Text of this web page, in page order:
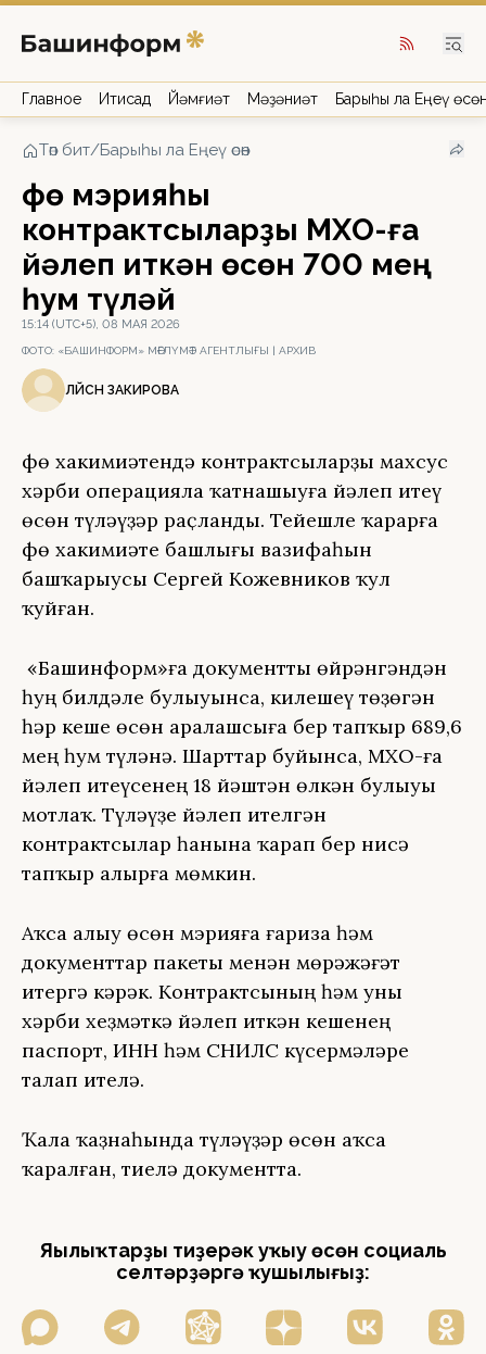
Главное Иҡтисад Йәмғиәт Мәҙәниәт Барыһы ла Еңеү
Төп бит/Барыһы ла Еңеү өсөн
Өфө мэрияһы
контрактсыларҙы МХО-ға
йәлеп иткән өсөн 700 мең
һум түләй
15:14 (UTC+5), 08 МАЯ 2026
ФОТО: «БАШИНФОРМ» МӘҒЛҮМӘТ АГЕНТЛЫҒЫ | АРХИВ
ЛӘЙСӘН ЗАКИРОВА
Өфө хакимиәтендә контрактсыларҙы махсус
хәрби операцияла ҡатнашыуға йәлеп итеү
өсөн түләүҙәр раҫланды. Тейешле ҡарарға
Өфө хакимиәте башлығы вазифаһын
башҡарыусы Сергей Кожевников ҡул
ҡуйған.
«Башинформ»ға документты өйрәнгәндән
һуң билдәле булыуынса, килешеү төҙөгән
һәр кеше өсөн аралашсыға бер тапҡыр 689,6
мең һум түләнә. Шарттар буйынса, МХО-ға
йәлеп итеүсенең 18 йәштән өлкән булыуы
мотлаҡ. Түләүҙе йәлеп ителгән
контрактсылар һанына ҡарап бер нисә
тапҡыр алырға мөмкин.
Аҡса алыу өсөн мэрияға ғариза һәм
документтар пакеты менән мөрәжәғәт
итергә кәрәк. Контрактсының һәм уны
хәрби хеҙмәткә йәлеп иткән кешенең
паспорт, ИНН һәм СНИЛС күсермәләре
талап ителә.
Ҡала ҡаҙнаһында түләүҙәр өсөн аҡса
ҡаралған, тиелә документта.
Яңылыҡтарҙы тиҙерәк уҡыу өсөн социаль
селтәрҙәргә ҡушылығыҙ: